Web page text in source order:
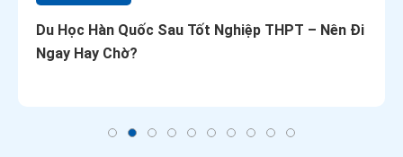
Du Học Hàn Quốc Sau Tốt Nghiệp THPT – Nên Đi
Ngay Hay Chờ?